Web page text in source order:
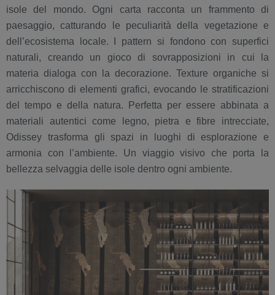
isole del mondo. Ogni carta racconta un frammento di
paesaggio, catturando le peculiarità della vegetazione e
dell’ecosistema locale. I pattern si fondono con superfici
naturali, creando un gioco di sovrapposizioni in cui la
materia dialoga con la decorazione. Texture organiche si
arricchiscono di elementi grafici, evocando le stratificazioni
del tempo e della natura. Perfetta per essere abbinata a
materiali autentici come legno, pietra e fibre intrecciate,
Odissey trasforma gli spazi in luoghi di esplorazione e
armonia con l’ambiente. Un viaggio visivo che porta la
bellezza selvaggia delle isole dentro ogni ambiente.